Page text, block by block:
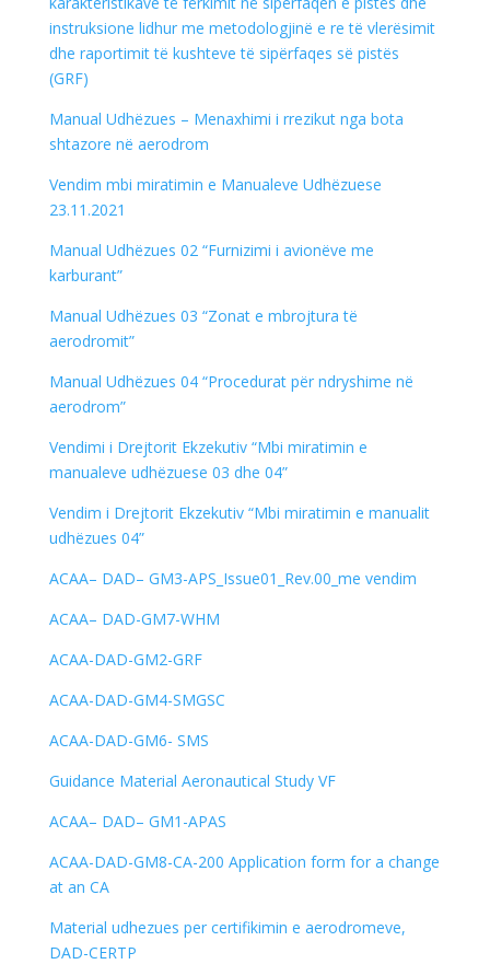
instruksione lidhur me metodologjinë e re të vlerësimit
dhe raportimit të kushteve të sipërfaqes së pistës
(GRF)
Manual Udhëzues – Menaxhimi i rrezikut nga bota
shtazore në aerodrom
Vendim mbi miratimin e Manualeve Udhëzuese
23.11.2021
Manual Udhëzues 02 “Furnizimi i avionëve me
karburant”
Manual Udhëzues 03 “Zonat e mbrojtura të
aerodromit”
Manual Udhëzues 04 “Procedurat për ndryshime në
aerodrom”
Vendimi i Drejtorit Ekzekutiv “Mbi miratimin e
manualeve udhëzuese 03 dhe 04”
Vendim i Drejtorit Ekzekutiv “Mbi miratimin e manualit
udhëzues 04”
ACAA– DAD– GM3-APS_Issue01_Rev.00_me vendim
ACAA– DAD-GM7-WHM
ACAA-DAD-GM2-GRF
ACAA-DAD-GM4-SMGSC
ACAA-DAD-GM6- SMS
Guidance Material Aeronautical Study VF
ACAA– DAD– GM1-APAS
ACAA-DAD-GM8-CA-200 Application form for a change
at an CA
Material udhezues per certifikimin e aerodromeve,
DAD-CERTP